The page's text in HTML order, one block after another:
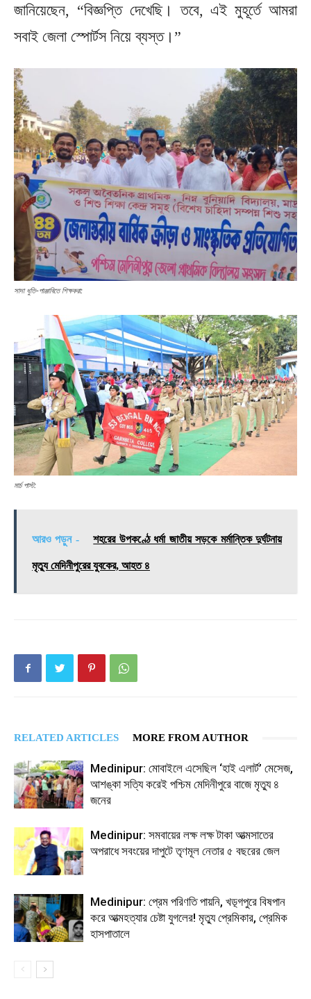
জানিয়েছেন, “বিজ্ঞপ্তি দেখেছি। তবে, এই মুহূর্তে আমরা
সবাই জেলা স্পোর্টস নিয়ে ব্যস্ত।”
সাদা ধুতি-পাঞ্জাবিতে শিক্ষকরা:
মার্চ পাস্ট:
আরও পড়ুন - শহরের উপকণ্ঠে ধর্মা জাতীয় সড়কে মর্মান্তিক দুর্ঘটনায়
মৃত্যু মেদিনীপুরের যুবকের, আহত ৪
RELATED ARTICLES MORE FROM AUTHOR
Medinipur: মোবাইলে এসেছিল ‘হাই এলার্ট’ মেসেজ,
আশঙ্কা সত্যি করেই পশ্চিম মেদিনীপুরে বাজে মৃত্যু ৪
জনের
Medinipur: সমবায়ের লক্ষ লক্ষ টাকা আত্মসাতের
অপরাধে সবংয়ের দাপুটে তৃণমূল নেতার ৫ বছরের জেল
Medinipur: প্রেম পরিণতি পায়নি, খড়্গপুরে বিষপান
করে আত্মহত্যার চেষ্টা যুগলের! মৃত্যু প্রেমিকার, প্রেমিক
হাসপাতালে